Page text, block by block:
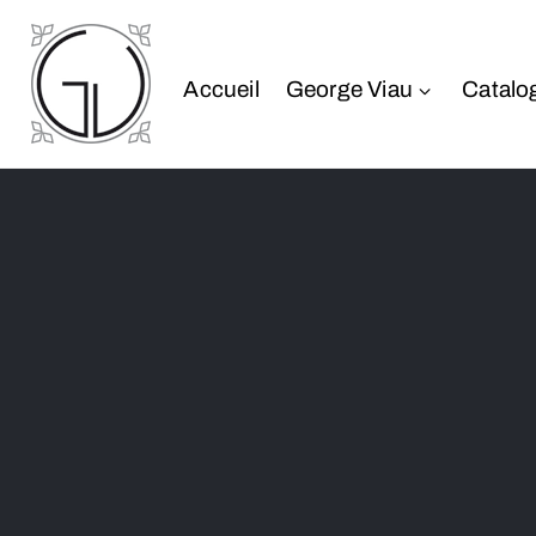
Accueil George Viau